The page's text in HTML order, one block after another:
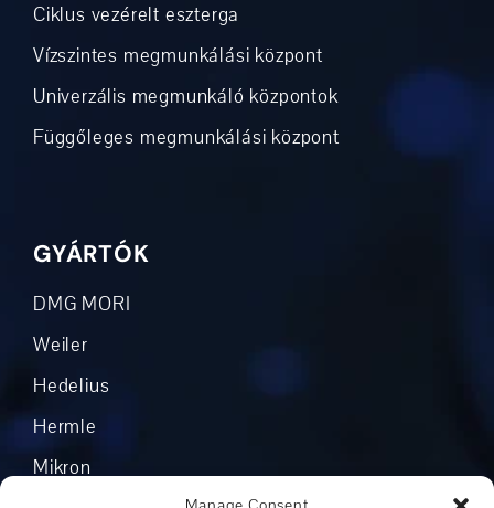
Ciklus vezérelt eszterga
Vízszintes megmunkálási központ
Univerzális megmunkáló központok
Függőleges megmunkálási központ
GYÁRTÓK
DMG MORI
Weiler
Hedelius
Hermle
Mikron